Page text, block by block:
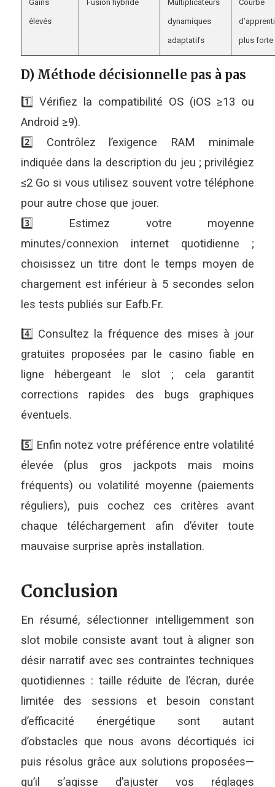
Gains
élevés
Fusion hybride Multiplicateurs
dynamiques
adaptatifs
Courbe
plus forte
D) Méthode décisionnelle pas à pas
1️⃣ Vérifiez la compatibilité OS (iOS ≥13 ou
Android ≥9).
2️⃣ Contrôlez l’exigence RAM minimale
indiquée dans la description du jeu ; privilégiez
≤2 Go si vous utilisez souvent votre téléphone
pour autre chose que jouer.
3️⃣ Estimez votre moyenne
minutes/connexion internet quotidienne ;
choisissez un titre dont le temps moyen de
chargement est inférieur à 5 secondes selon
les tests publiés sur Eafb.Fr.
4️⃣ Consultez la fréquence des mises à jour
gratuites proposées par le casino fiable en
ligne hébergeant le slot ; cela garantit
corrections rapides des bugs graphiques
éventuels.
5️⃣ Enfin notez votre préférence entre volatilité
élevée (plus gros jackpots mais moins
fréquents) ou volatilité moyenne (paiements
réguliers), puis cochez ces critères avant
chaque téléchargement afin d’éviter toute
mauvaise surprise après installation.
Conclusion
En résumé, sélectionner intelligemment son
slot mobile consiste avant tout à aligner son
désir narratif avec ses contraintes techniques
quotidiennes : taille réduite de l’écran, durée
limitée des sessions et besoin constant
d’efficacité énergétique sont autant
d’obstacles que nous avons décortiqués ici
puis résolus grâce aux solutions proposées—
qu’il s’agisse d’ajuster vos réglages